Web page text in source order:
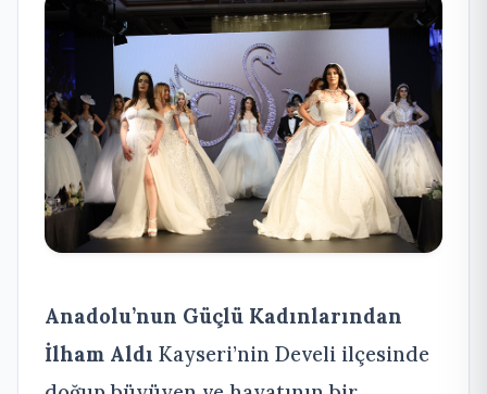
Anadolu’nun Güçlü Kadınlarından
İlham Aldı Kayseri’nin Develi ilçesinde